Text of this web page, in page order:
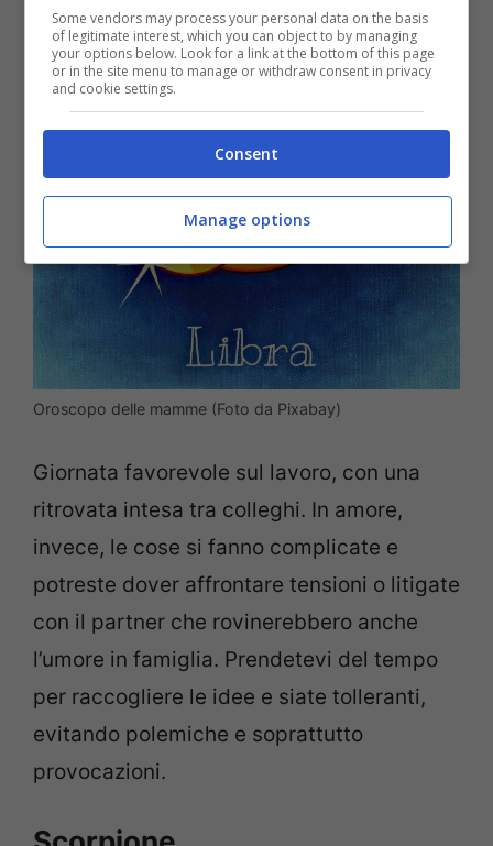
Oroscopo delle mamme (Foto da Pixabay)
Giornata favorevole sul lavoro, con una
ritrovata intesa tra colleghi. In amore,
invece, le cose si fanno complicate e
potreste dover affrontare tensioni o litigate
con il partner che rovinerebbero anche
l’umore in famiglia. Prendetevi del tempo
per raccogliere le idee e siate tolleranti,
evitando polemiche e soprattutto
provocazioni.
Some vendors may process your personal data on the basis
of legitimate interest, which you can object to by managing
your options below. Look for a link at the bottom of this page
or in the site menu to manage or withdraw consent in privacy
and cookie settings.
Consent
Manage options